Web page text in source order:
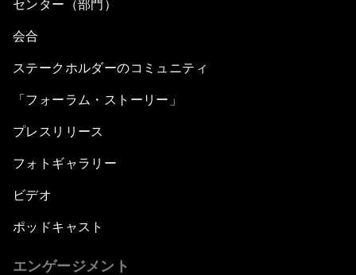
センター（部門）
会合
ステークホルダーのコミュニティ
「フォーラム・ストーリー」
プレスリリース
フォトギャラリー
ビデオ
ポッドキャスト
エンゲージメント